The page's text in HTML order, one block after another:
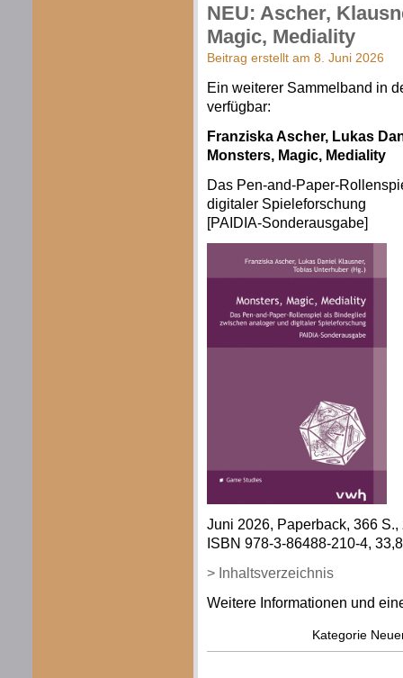
NEU: Ascher,
Magic, Mediality
Beitrag erstellt am 8. Juni 2026
Ein weiterer Sammelband in
verfügbar:
Franziska Ascher, Lukas
Monsters, Magic, Mediality
Das Pen-and-Paper-
digitaler Spieleforschung
[PAIDIA-Sonderausgabe]
Juni 2026, Paperback, 366 S.,
ISBN 978-3-86488-210-4,
> Inhaltsverzeichnis
Weitere Informationen und
Kategorie